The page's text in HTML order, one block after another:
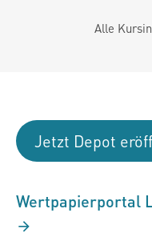
Alle
Jetzt Depot
Wertpapierportal